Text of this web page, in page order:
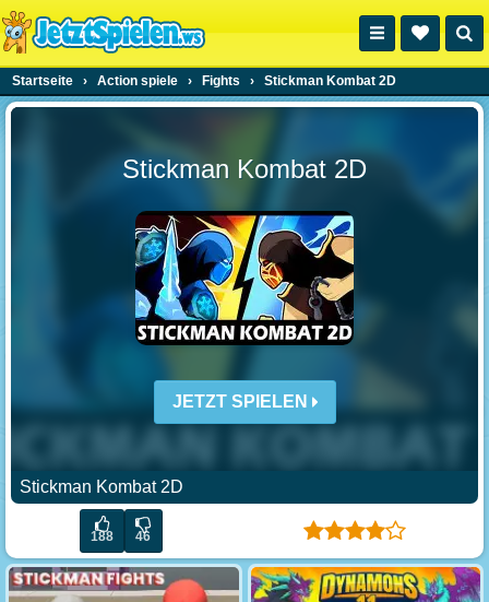
Startseite › Action spiele › Fights › Stickman Kombat 2D
Stickman Kombat 2D
JETZT SPIELEN
Stickman Kombat 2D
188 46